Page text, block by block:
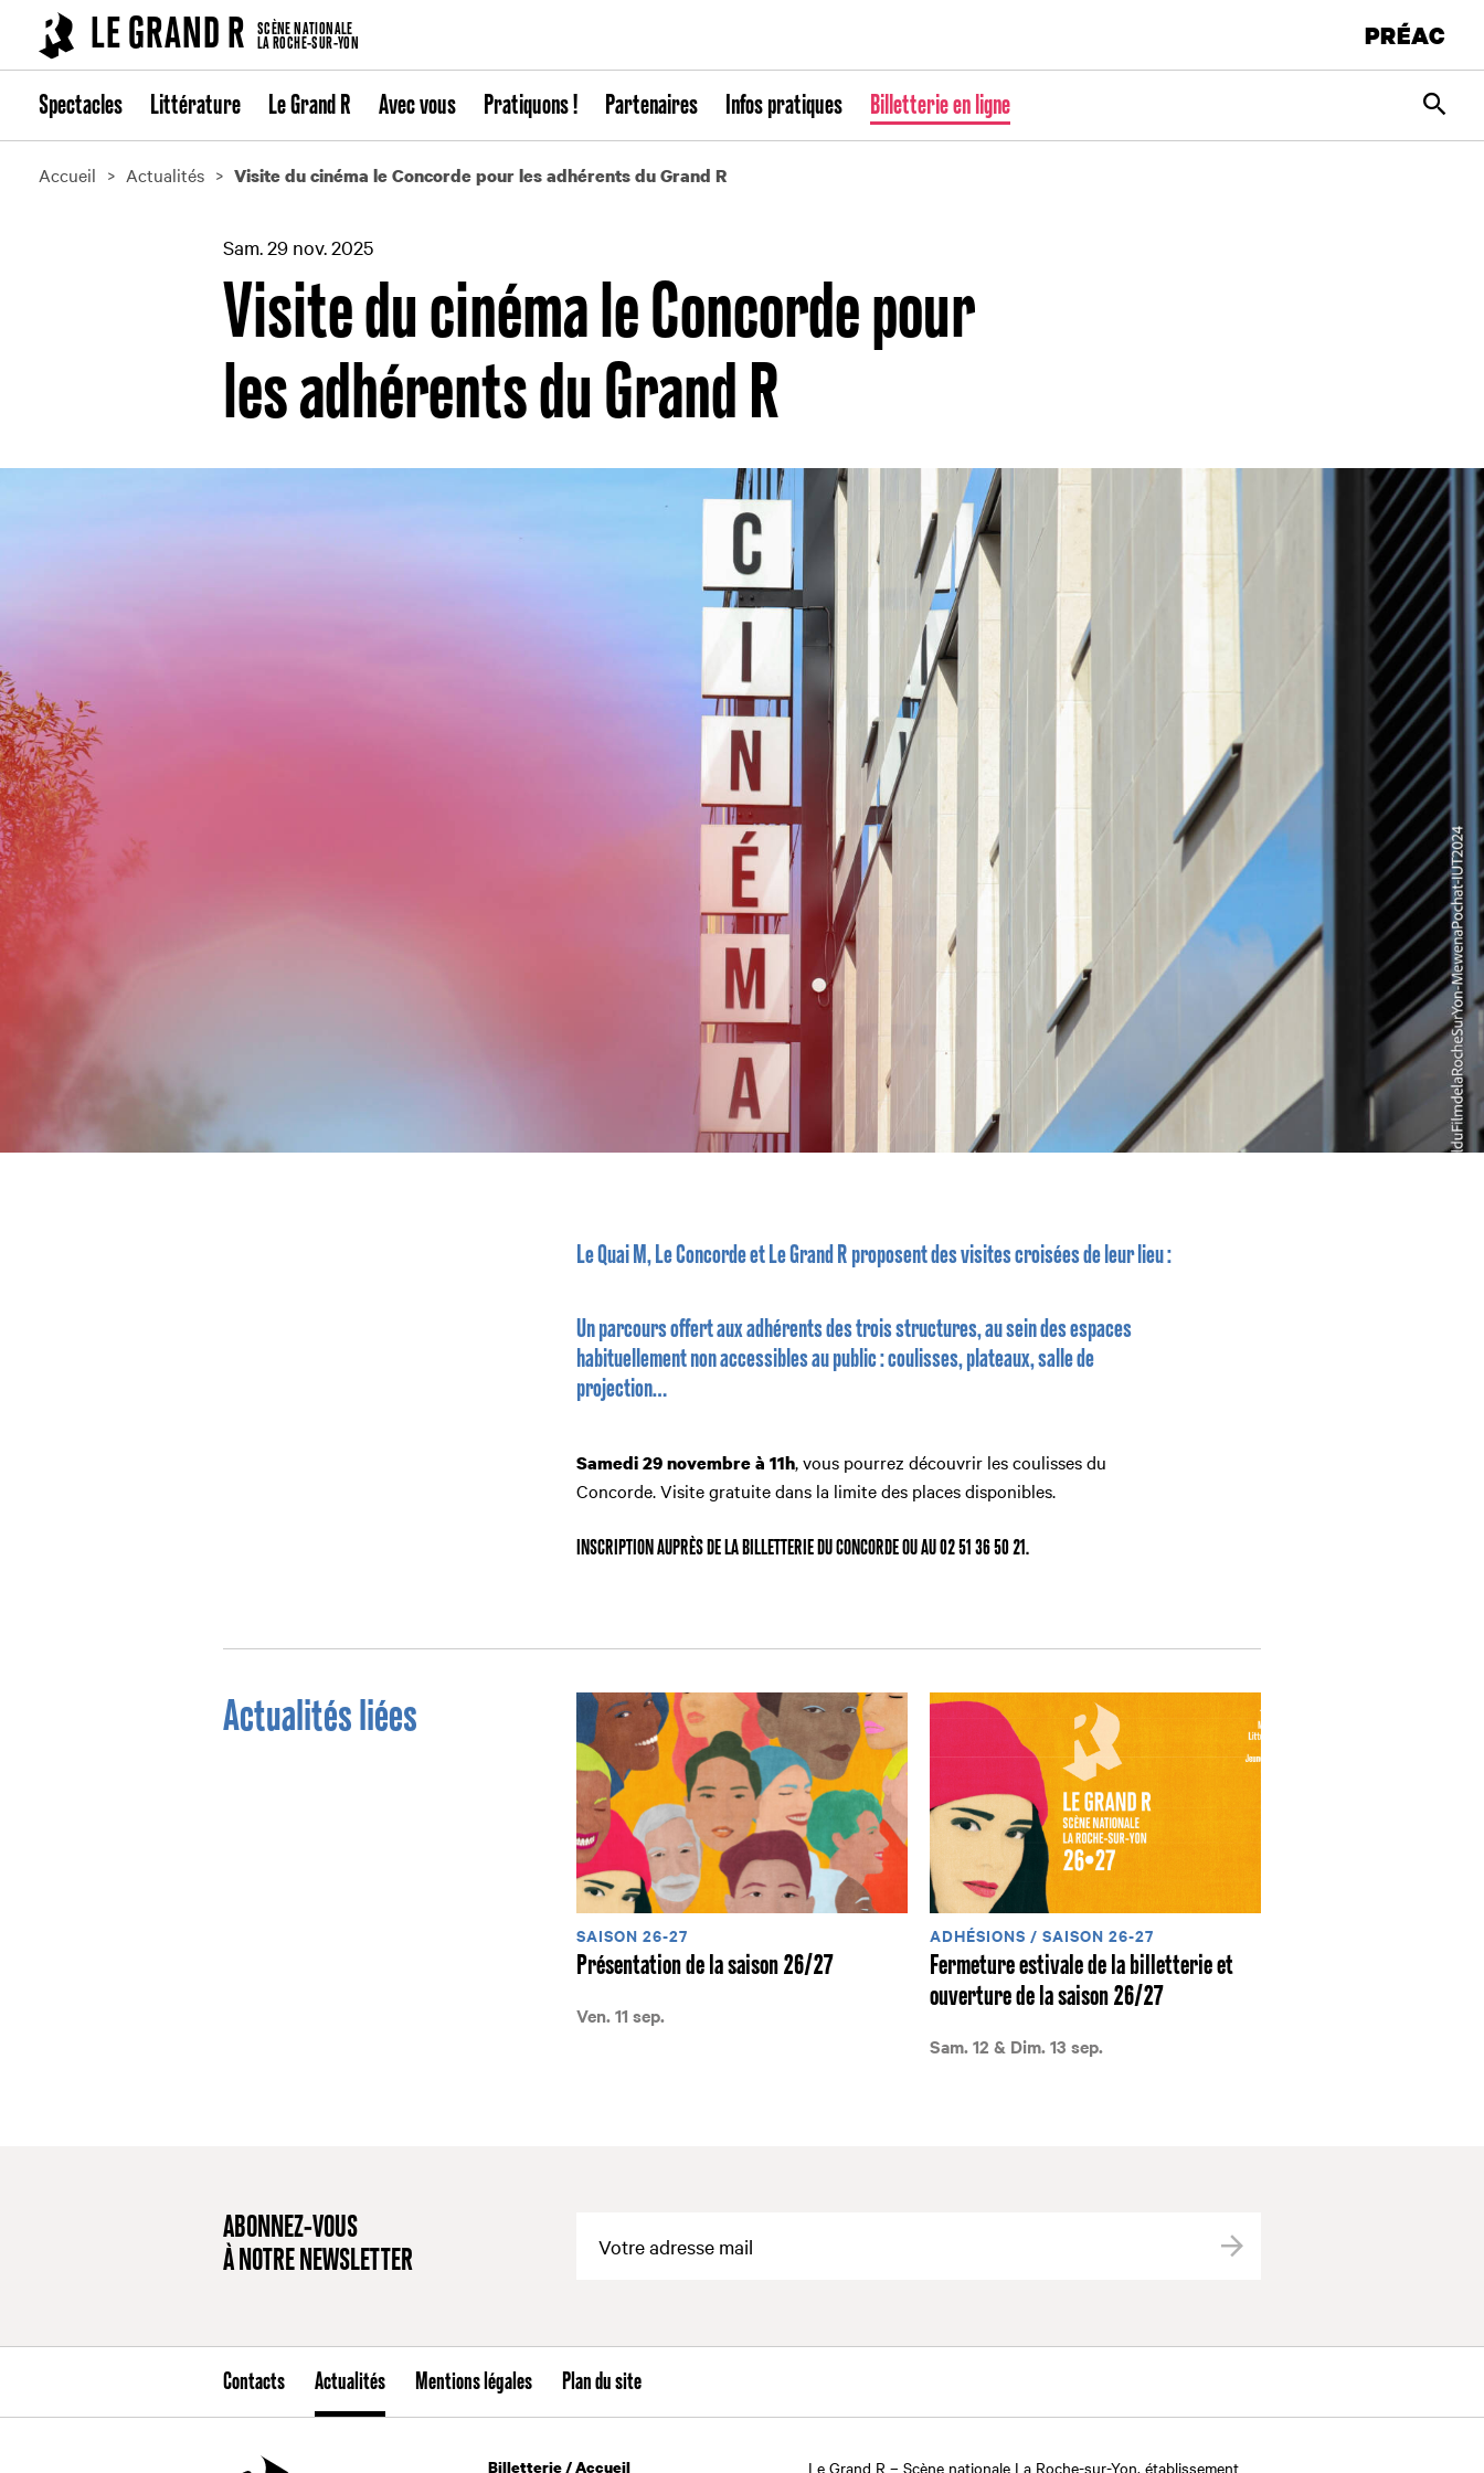
LE GRAND R
SCÈNE NATIONALE
LA ROCHE-SUR-YON
Spectacles Littérature Le Grand R Avec vous Pratiquons ! Partenaires Infos pratiques Billetterie en ligne
PRÉAC
Accueil Actualités Visite du cinéma le Concorde pour les adhérents du Grand R
Sam. 29 nov. 2025
Visite du cinéma le Concorde pour
les adhérents du Grand R
Le Quai M, Le Concorde et Le Grand R proposent des visites croisées de leur lieu :
Un parcours offert aux adhérents des trois structures, au sein des espaces
habituellement non accessibles au public : coulisses, plateaux, salle de
projection…
Samedi 29 novembre à 11h, vous pourrez découvrir les coulisses du
Concorde. Visite gratuite dans la limite des places disponibles.
INSCRIPTION AUPRÈS DE LA BILLETTERIE DU CONCORDE OU AU 02 51 36 50 21.
Actualités liées
SAISON 26-27
Présentation de la saison 26/27
Ven. 11 sep.
ADHÉSIONS / SAISON 26-27
Fermeture estivale de la billetterie et
ouverture de la saison 26/27
Sam. 12 & Dim. 13 sep.
ABONNEZ-VOUS
À NOTRE NEWSLETTER
Valider
Contacts Actualités Mentions légales Plan du site
Billetterie / Accueil Le Grand R – Scène nationale La Roche-sur-Yon, établissement
Cookies management panel